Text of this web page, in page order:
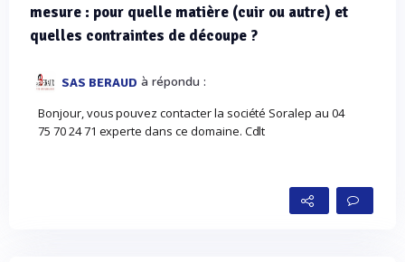
mesure : pour quelle matière (cuir ou autre) et
quelles contraintes de découpe ?
SAS BERAUD à répondu :
Bonjour, vous pouvez contacter la société Soralep au 04
75 70 24 71 experte dans ce domaine. Cdlt